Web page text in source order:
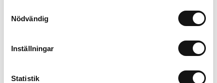
Nödvändig
Inställningar
Statistik
Trygg betalning
Valbara fraktmetoder
Beskrivning